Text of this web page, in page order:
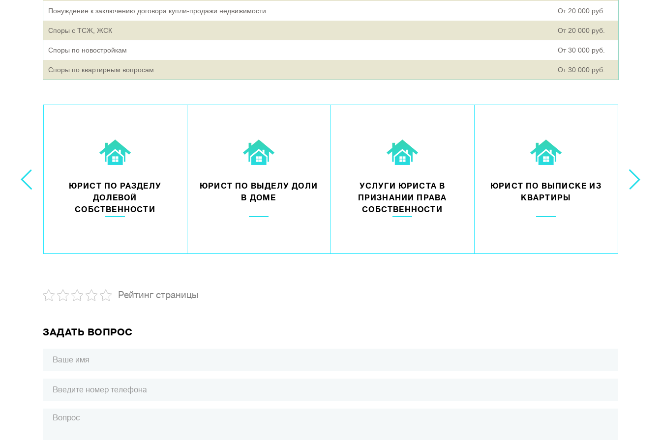
Понуждение к заключению договора купли-продажи недвижимости От 20 000 руб.
Споры с ТСЖ, ЖСК От 20 000 руб.
Споры по новостройкам От 30 000 руб.
Споры по квартирным вопросам От 30 000 руб.
ЮРИСТ ПО РАЗДЕЛУ
ДОЛЕВОЙ
СОБСТВЕННОСТИ
ЮРИСТ ПО ВЫДЕЛУ ДОЛИ
В ДОМЕ
УСЛУГИ ЮРИСТА В
ПРИЗНАНИИ ПРАВА
СОБСТВЕННОСТИ
ЮРИСТ ПО ВЫПИСКЕ ИЗ
КВАРТИРЫ
Рейтинг страницы
ЗАДАТЬ ВОПРОС